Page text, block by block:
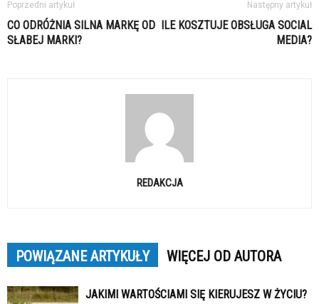
Poprzedni artykuł
CO ODRÓŻNIA SILNA MARKĘ OD
SŁABEJ MARKI?
Następny artykuł
ILE KOSZTUJE OBSŁUGA SOCIAL
MEDIA?
REDAKCJA
POWIĄZANE ARTYKUŁY WIĘCEJ OD AUTORA
JAKIMI WARTOŚCIAMI SIĘ KIERUJESZ W ŻYCIU?